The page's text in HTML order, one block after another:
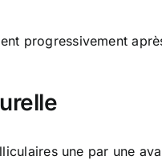
progressivement
une par une